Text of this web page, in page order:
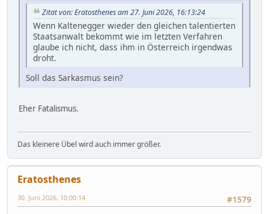
Zitat von: Eratosthenes am 27. Juni 2026, 16:13:24
Wenn Kaltenegger wieder den gleichen talentierten
Staatsanwalt bekommt wie im letzten Verfahren
glaube ich nicht, dass ihm in Österreich irgendwas
droht.
Soll das Sarkasmus sein?
Eher Fatalismus.
Das kleinere Übel wird auch immer größer.
Eratosthenes
#1579
30. Juni 2026, 10:00:14